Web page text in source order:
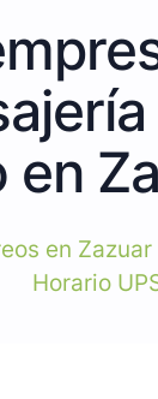
en
en Zazuar
Horario